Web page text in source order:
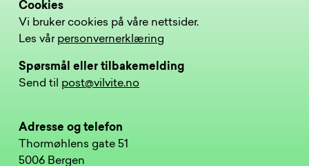
Cookies
Vi bruker cookies på våre nettsider.
Les vår personvernerklæring
Spørsmål eller tilbakemelding
Send til post@vilvite.no
Adresse og telefon
Thormøhlens gate 51
5006 Bergen